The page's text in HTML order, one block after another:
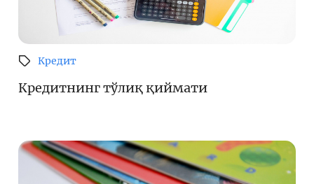
Кредит
Кредитнинг тўлиқ қиймати